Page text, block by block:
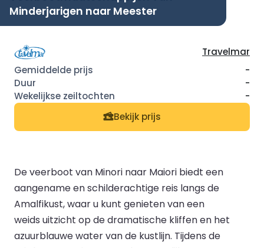
Minderjarigen naar Meester
Travelmar
-
-
-
Bekijk prijs
De veerboot van Minori naar Maiori biedt een
aangename en schilderachtige reis langs de
Amalfikust, waar u kunt genieten van een
weids uitzicht op de dramatische kliffen en het
azuurblauwe water van de kustlijn. Tijdens de